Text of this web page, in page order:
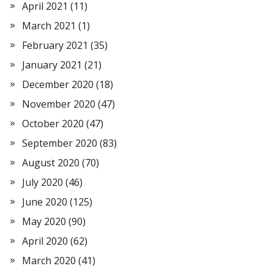
April 2021 (11)
March 2021 (1)
February 2021 (35)
January 2021 (21)
December 2020 (18)
November 2020 (47)
October 2020 (47)
September 2020 (83)
August 2020 (70)
July 2020 (46)
June 2020 (125)
May 2020 (90)
April 2020 (62)
March 2020 (41)